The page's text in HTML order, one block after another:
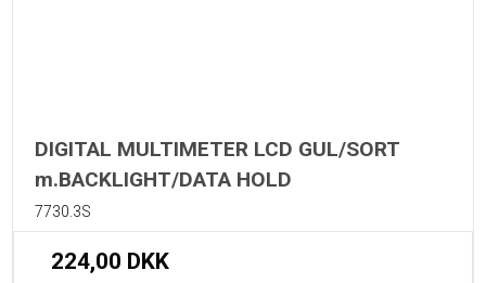
DIGITAL MULTIMETER LCD GUL/SORT
m.BACKLIGHT/DATA HOLD
7730.3S
224,00 DKK